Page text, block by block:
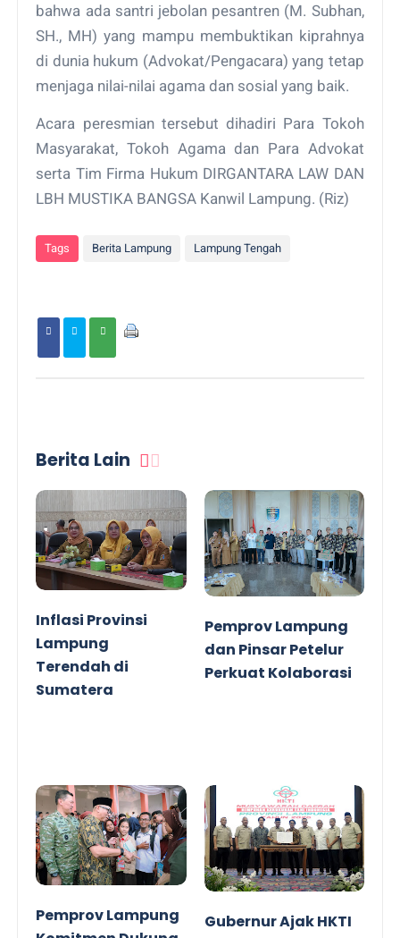
bahwa ada santri jebolan pesantren (M. Subhan,
SH., MH) yang mampu membuktikan kiprahnya
di dunia hukum (Advokat/Pengacara) yang tetap
menjaga nilai-nilai agama dan sosial yang baik.
Acara peresmian tersebut dihadiri Para Tokoh
Masyarakat, Tokoh Agama dan Para Advokat
serta Tim Firma Hukum DIRGANTARA LAW DAN
LBH MUSTIKA BANGSA Kanwil Lampung. (Riz)
Tags Berita Lampung Lampung Tengah
Berita Lain
Inflasi Provinsi
Lampung
Terendah di
Sumatera
Pemprov Lampung
dan Pinsar Petelur
Perkuat Kolaborasi
Pemprov Lampung
Gubernur Ajak HKTI